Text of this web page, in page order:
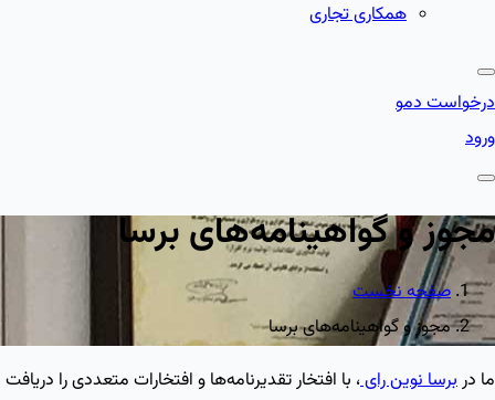
همکاری تجاری
درخواست دمو
ورود
مجوز و گواهینامه‌های برسا
صفحه نخست
مجوز و گواهینامه‌های برسا
ما دربرسا نوین رای، با افتخار تقدیرنامه‌ها و افتخارات متعددی را دریافت